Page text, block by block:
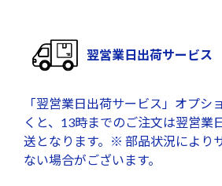
翌営業日出荷サービス
「翌営業日出荷サービス」オプシ
くと、13時までのご注文は翌営業
送となります。※ 部品状況により
ない場合がございます。